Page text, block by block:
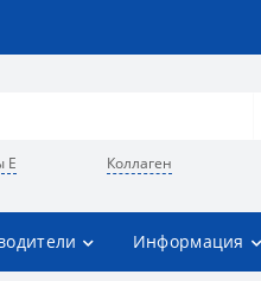
Е Коллаген
Информация